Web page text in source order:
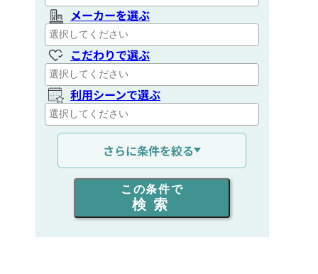
メーカーを選ぶ
こだわりで選ぶ
利用シーンで選ぶ
通信距離を選ぶ
出力を選ぶ
同時通話人数を選ぶ
さらに条件を絞る
この条件で
検索